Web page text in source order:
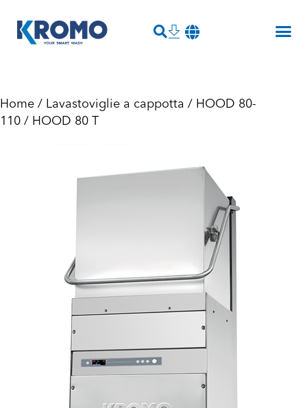
Home / Lavastoviglie a cappotta / HOOD 80-
110 / HOOD 80 T